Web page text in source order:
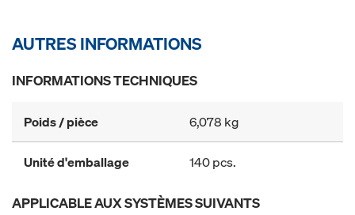
AUTRES INFORMATIONS
INFORMATIONS TECHNIQUES
Poids / pièce 6,078 kg
Unité d'emballage 140 pcs.
APPLICABLE AUX SYSTÈMES SUIVANTS